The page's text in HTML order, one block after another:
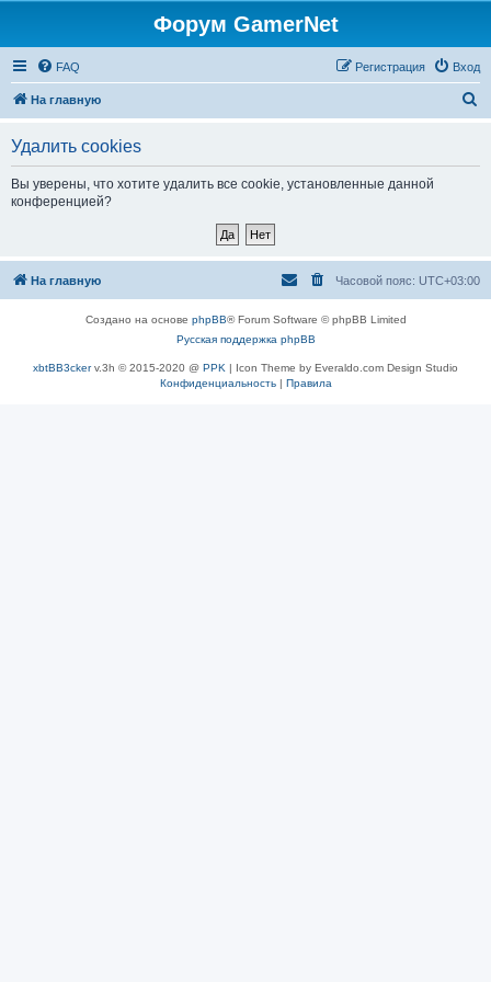
Форум GamerNet
FAQ Вход
Регистрация
На главную
Удалить cookies
Вы уверены, что хотите удалить все cookie, установленные данной
конференцией?
На главную Часовой пояс: UTC+03:00
Создано на основе phpBB® Forum Software © phpBB Limited
Русская поддержка phpBB
xbtBB3ckerv.3h © 2015-2020 @ PPK | Icon Theme by Everaldo.com Design Studio
Конфиденциальность| Правила